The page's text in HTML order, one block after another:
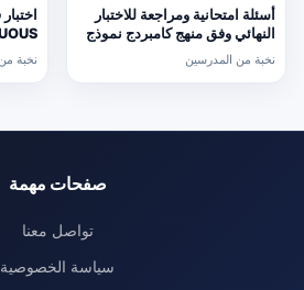
أسئلة امتحانية ومراجعة للاختبار
النهائي وفق منهج كامبردج نموذج
ثالث (رياضيات) التاسع
نخبة من المدرسين نخبة
صفحات مهمة
تواصل معنا
سياسة الخصوصية